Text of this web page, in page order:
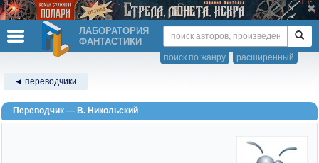
ЛАБОРАТОРИЯ
ФАНТАСТИКИ
расширенный
поиск по жанру
◄ переводчики
Переводчик — В. Никольский